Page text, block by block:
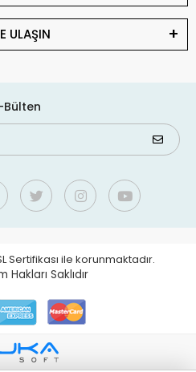
ULAŞIN
Bülten
Sertifikası ile korunmaktadır.
Hakları Saklıdır